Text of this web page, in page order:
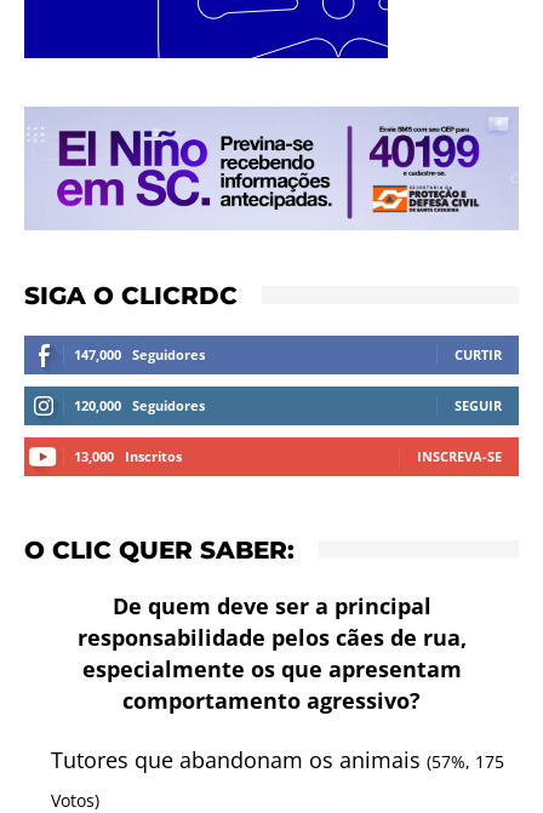
SIGA O CLICRDC
147,000 Seguidores CURTIR
120,000 Seguidores SEGUIR
13,000 Inscritos INSCREVA-SE
O CLIC QUER SABER:
De quem deve ser a principal
responsabilidade pelos cães de rua,
especialmente os que apresentam
comportamento agressivo?
Tutores que abandonam os animais (57%, 175
Votos)